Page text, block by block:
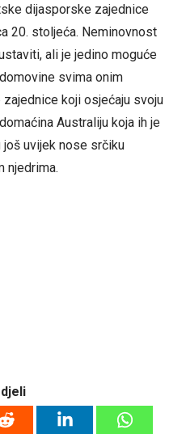
dijasporske zajednice
20. stoljeća. Neminovnost
ali je jedino moguće
svima onim
koji osjećaju svoju
Australiju koja ih je
uvijek nose srčiku
njedrima.